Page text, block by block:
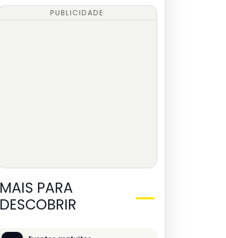
PUBLICIDADE
MAIS PARA
DESCOBRIR